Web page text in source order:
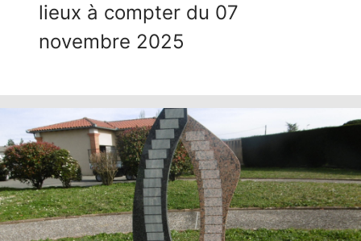
lieux à compter du 07
novembre 2025